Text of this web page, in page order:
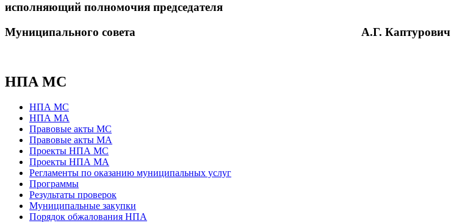
исполняющий полномочия председателя
Муниципального совета А.Г. Каптурович
НПА МС
НПА МС
НПА МА
Правовые акты МС
Правовые акты МА
Проекты НПА МС
Проекты НПА МА
Регламенты по оказанию муниципальных услуг
Программы
Результаты проверок
Муниципальные закупки
Порядок обжалования НПА